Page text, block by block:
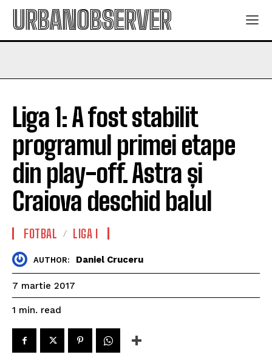
URBANOBSERVER
Liga 1: A fost stabilit
programul primei etape
din play-off. Astra și
Craiova deschid balul
FOTBAL LIGA I
AUTHOR: Daniel Cruceru
7 martie 2017
1 min. read